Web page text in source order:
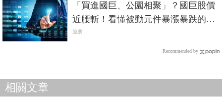
「買進國巨、公園相聚」？國巨股價
近腰斬！看懂被動元件暴漲暴跌的隱
藏脈絡
股票
Recommended by
相關文章